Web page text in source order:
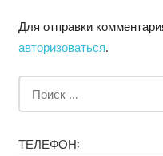
Для отправки
авторизоваться.
ТЕЛЕФОН: